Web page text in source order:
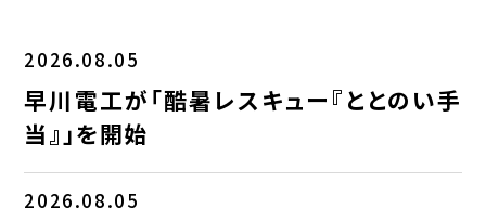
2026.08.05
早川電工が「酷暑レスキュー『ととのい手
当』」を開始
2026.08.05